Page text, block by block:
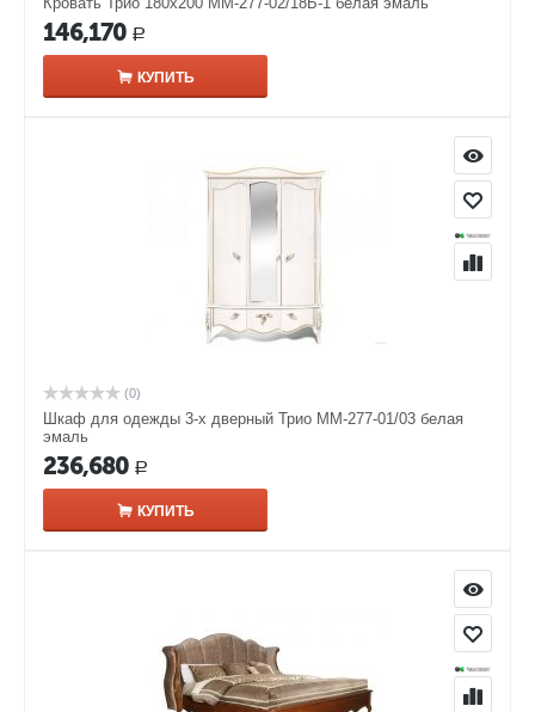
146,170 Р
КУПИТЬ
(0)
Шкаф для одежды 3-х дверный Трио ММ-277-01/03 белая
эмаль
236,680 Р
КУПИТЬ